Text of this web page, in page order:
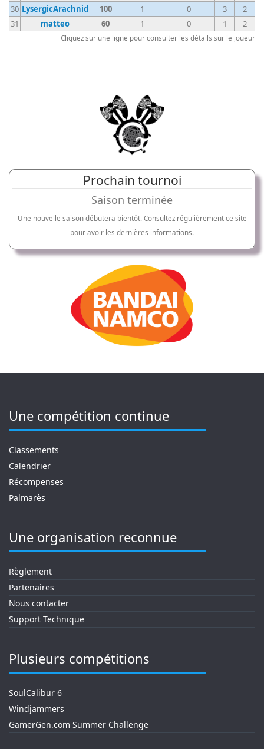
30 LysergicArachnid 100 1 0 3
2
31
matteo 60 1 0 1 2
Cliquez sur une ligne pour consulter les détails sur le joueur
Prochain tournoi
Saison terminée
Une nouvelle saison débutera bientôt. Consultez régulièrement ce site
pour avoir les dernières informations.
Une compétition continue
Classements
Calendrier
Récompenses
Palmarès
Une organisation reconnue
Règlement
Partenaires
Nous contacter
Support Technique
Plusieurs compétitions
SoulCalibur 6
Windjammers
GamerGen.com Summer Challenge